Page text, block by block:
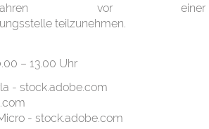
vor einer
teilzunehmen.
– 13.00 Uhr
- stock.adobe.com
- stock.adobe.com